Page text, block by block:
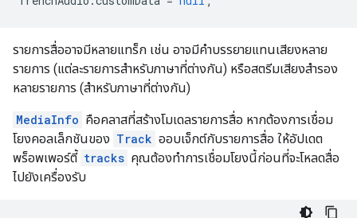
รายการสื่ออาจมีหลายแทร็ก เช่น อาจมีคำบรรยายแทนเสียงหลาย
รายการ (แต่ละรายการสำหรับภาษาที่ต่างกัน) หรือสตรีมเสียงสำรอง
หลายรายการ (สำหรับภาษาที่ต่างกัน)
MediaInfo คือคลาสที่สร้างโมเดลรายการสื่อ หากต้องการเชื่อม
โยงคอลเล็กชันของ Track ออบเจ็กต์กับรายการสื่อ ให้อัปเดต
พร็อพเพอร์ตี้ tracks คุณต้องทำการเชื่อมโยงนี้ก่อนที่จะโหลดสื่อ
ไปยังเครื่องรับ